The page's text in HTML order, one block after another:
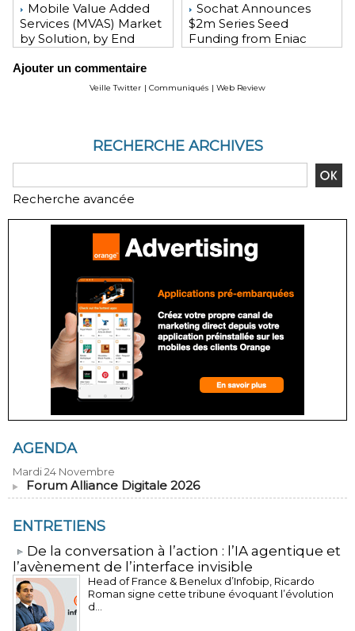
Mobile Value Added
Services (MVAS) Market
by Solution, by End
Geography - Global
Forecast and Analysis to
Sochat Announces
$2m Series Seed
Funding from Eniac
Zhang
Ajouter un commentaire
Veille Twitter | Communiqués | Web Review
RECHERCHE ARCHIVES
Recherche avancée
AGENDA
Mardi 24 Novembre
Forum Alliance Digitale 2026
ENTRETIENS
​De la conversation à l’action : l’IA agentique et
l’avènement de l’interface invisible
Head of France & Benelux d’Infobip, Ricardo
Roman signe cette tribune évoquant l’évolution
d...